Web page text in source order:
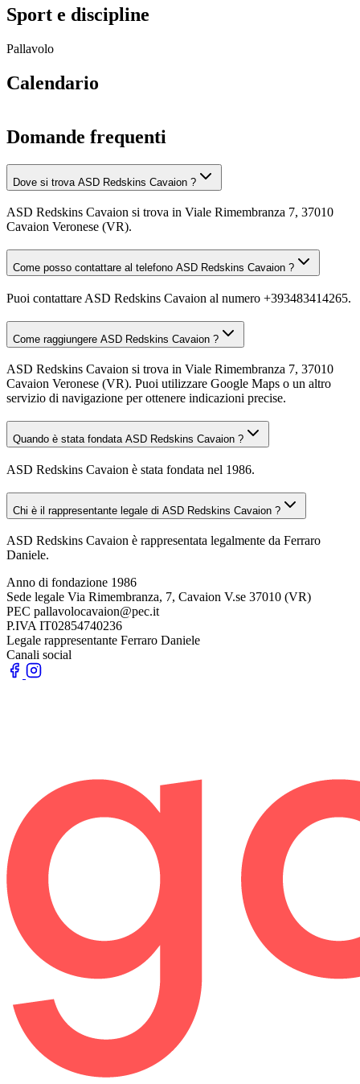
Sport e discipline
Pallavolo
Calendario
Domande frequenti
Dove si trova ASD Redskins Cavaion ?
ASD Redskins Cavaion si trova in Viale Rimembranza 7, 37010
Cavaion Veronese (VR).
Come posso contattare al telefono ASD Redskins Cavaion ?
Puoi contattare ASD Redskins Cavaion al numero +393483414265.
Come raggiungere ASD Redskins Cavaion ?
ASD Redskins Cavaion si trova in Viale Rimembranza 7, 37010
Cavaion Veronese (VR). Puoi utilizzare Google Maps o un altro
servizio di navigazione per ottenere indicazioni precise.
Quando è stata fondata ASD Redskins Cavaion ?
ASD Redskins Cavaion è stata fondata nel 1986.
Chi è il rappresentante legale di ASD Redskins Cavaion ?
ASD Redskins Cavaion è rappresentata legalmente da Ferraro
Daniele.
Anno di fondazione 1986
Sede legale Via Rimembranza, 7, Cavaion V.se 37010 (VR)
PEC pallavolocavaion@pec.it
P.IVA IT02854740236
Legale rappresentante Ferraro Daniele
Canali social